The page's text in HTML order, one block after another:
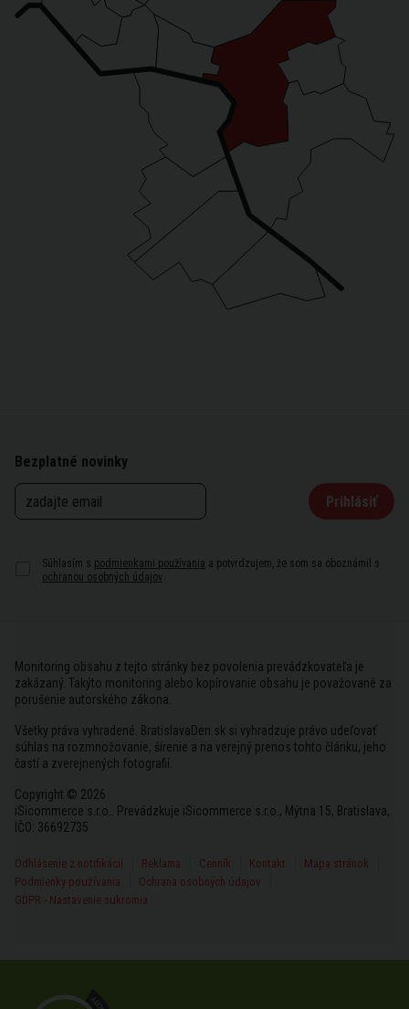
Bezplatné novinky
Prihlásiť
Súhlasím s podmienkami používania a potvrdzujem, že som sa oboznámil s
ochranou osobných údajov
Monitoring obsahu z tejto stránky bez povolenia prevádzkovateľa je
zakázaný. Takýto monitoring alebo kopírovanie obsahu je považované za
porušenie autorského zákona.
Všetky práva vyhradené. BratislavaDen.sk si vyhradzuje právo udeľovať
súhlas na rozmnožovanie, šírenie a na verejný prenos tohto článku, jeho
častí a zverejnených fotografií.
Copyright © 2026
iSicommerce s.r.o.. Prevádzkuje iSicommerce s.r.o., Mýtna 15, Bratislava,
IČO: 36692735
Odhlásenie z notifikácií Reklama Cenník Kontakt
Mapa stránok
Podmienky používania
Ochrana osobných údajov
GDPR - Nastavenie sukromia